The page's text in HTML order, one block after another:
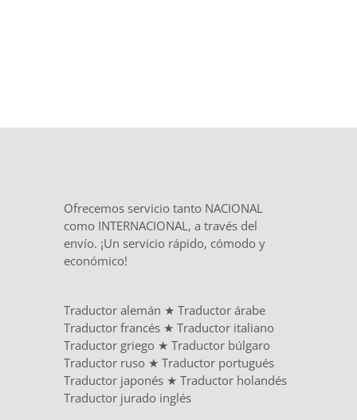
Ofrecemos servicio tanto NACIONAL
como INTERNACIONAL, a través del
envío. ¡Un servicio rápido, cómodo y
económico!
Traductor alemán ★ Traductor árabe
Traductor francés ★ Traductor italiano
Traductor griego ★ Traductor búlgaro
Traductor ruso ★ Traductor portugués
Traductor japonés ★ Traductor holandés
Traductor jurado inglés